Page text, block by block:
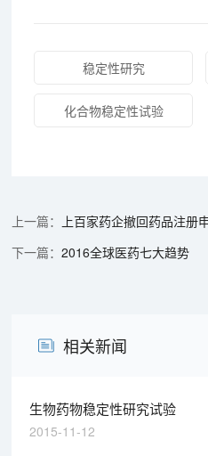
稳定性研究
化合物稳定性试验
上百家药企撤回药品注册
2016全球医药七大趋势
相关新闻
生物药物稳定性研究试验
2015-11-12